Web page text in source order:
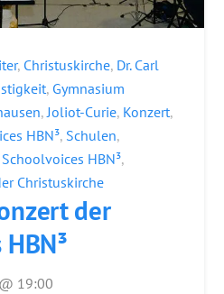
, Christuskirche, Dr. Carl
, Gymnasium
, Joliot-Curie, Konzert,
HBN³, Schulen,
HBN³,
Christuskirche
der
@ 19:00